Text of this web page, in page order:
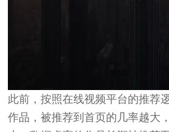
此前，按照在线视频平台的推荐
作品，被推荐到首页的几率越大